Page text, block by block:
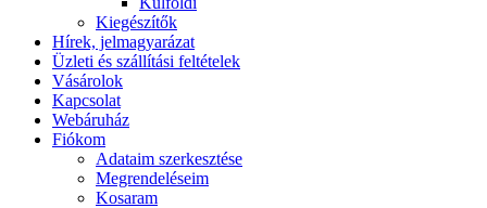
Kiegészítők
Hírek, jelmagyarázat
Üzleti és szállítási feltételek
Vásárolok
Kapcsolat
Webáruház
Fiókom
Adataim szerkesztése
Megrendeléseim
Kosaram